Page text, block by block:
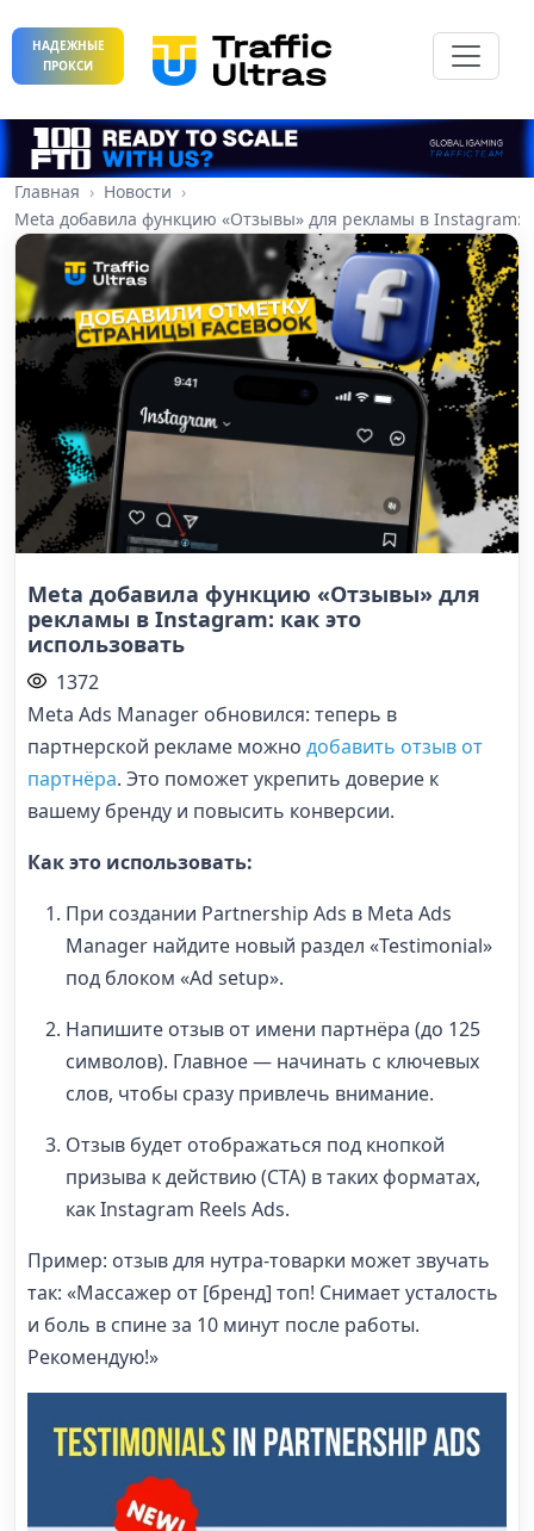
НАДЕЖНЫЕ
ПРОКСИ
Главная
Новости
Meta добавила функцию «Отзывы» для рекламы в Instagram:
Meta добавила функцию «Отзывы» для
рекламы в Instagram: как это
использовать
1372
Meta Ads Manager обновился: теперь в
партнерской рекламе можно добавить отзыв от
партнёра. Это поможет укрепить доверие к
вашему бренду и повысить конверсии.
Как это использовать:
При создании Partnership Ads в Meta Ads
Manager найдите новый раздел «Testimonial»
под блоком «Ad setup».
Напишите отзыв от имени партнёра (до 125
символов). Главное — начинать с ключевых
слов, чтобы сразу привлечь внимание.
Отзыв будет отображаться под кнопкой
призыва к действию (CTA) в таких форматах,
как Instagram Reels Ads.
Пример: отзыв для нутра-товарки может звучать
так: «Массажер от [бренд] топ! Снимает усталость
и боль в спине за 10 минут после работы.
Рекомендую!»